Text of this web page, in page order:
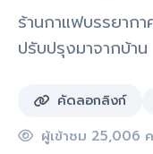
ร้านกาแฟบรรยาก
ปรับปรุงมาจากบ้าน
คัดลอกลิงก์
ผู้เข้าชม 25,006